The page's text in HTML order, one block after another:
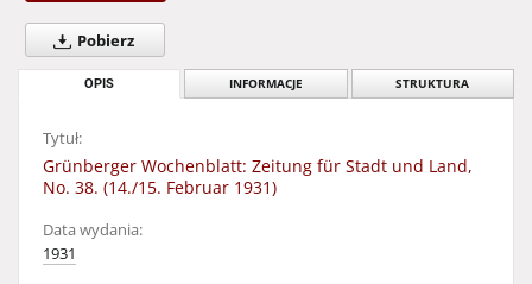
Pobierz
OPIS INFORMACJE STRUKTURA
Tytuł:
Grünberger Wochenblatt: Zeitung für Stadt und Land,
No. 38. (14./15. Februar 1931)
Data wydania:
1931